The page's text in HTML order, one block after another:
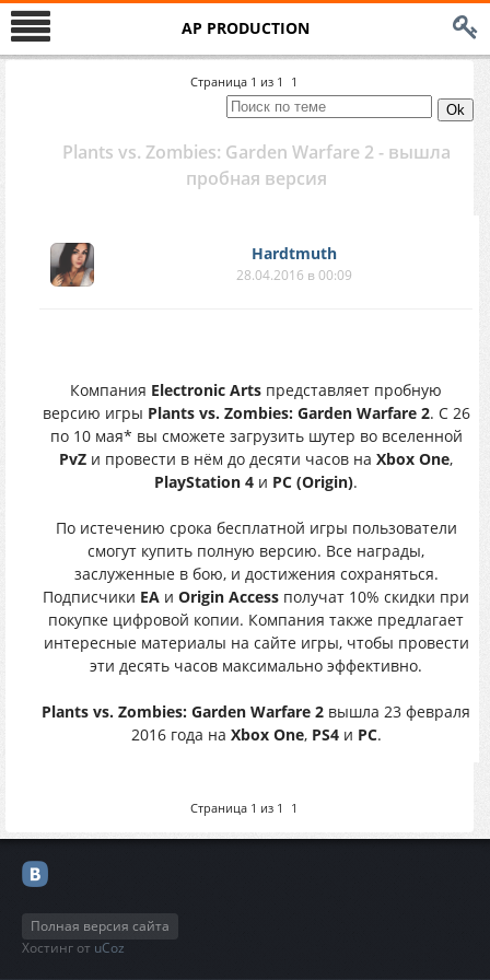
AP PRODUCTION
Страница 1 из 1 1
Plants vs. Zombies: Garden Warfare 2 - вышла
пробная версия
Hardtmuth
28.04.2016 в 00:09
Компания Electronic Arts представляет пробную
версию игры Plants vs. Zombies: Garden Warfare 2. С 26
по 10 мая* вы сможете загрузить шутер во вселенной
PvZ и провести в нём до десяти часов на Xbox One,
PlayStation 4 и PC (Origin).
По истечению срока бесплатной игры пользователи
смогут купить полную версию. Все награды,
заслуженные в бою, и достижения сохраняться.
Подписчики EA и Origin Access получат 10% скидки при
покупке цифровой копии. Компания также предлагает
интересные материалы на сайте игры, чтобы провести
эти десять часов максимально эффективно.
Plants vs. Zombies: Garden Warfare 2 вышла 23 февраля
2016 года на Xbox One, PS4и PC.
Страница 1 из 1 1
Полная версия сайта
Хостинг от uCoz